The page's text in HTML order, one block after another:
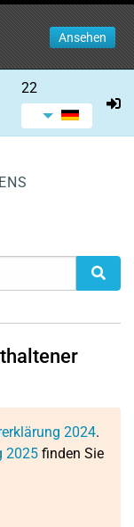
Ansehen
22
2024.
2025 finden Sie